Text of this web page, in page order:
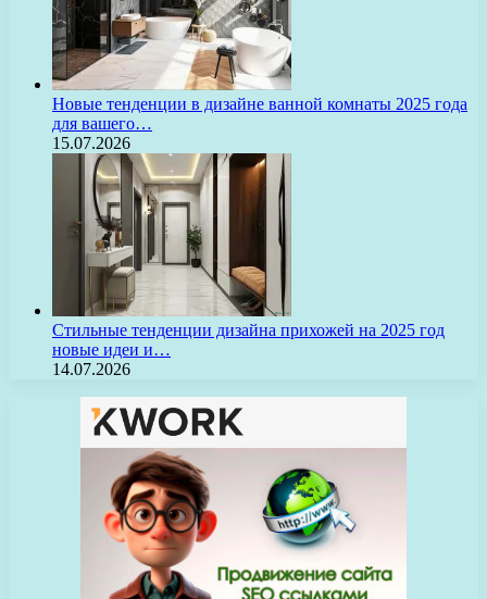
Новые тенденции в дизайне ванной комнаты 2025 года
для вашего…
15.07.2026
Стильные тенденции дизайна прихожей на 2025 год
новые идеи и…
14.07.2026